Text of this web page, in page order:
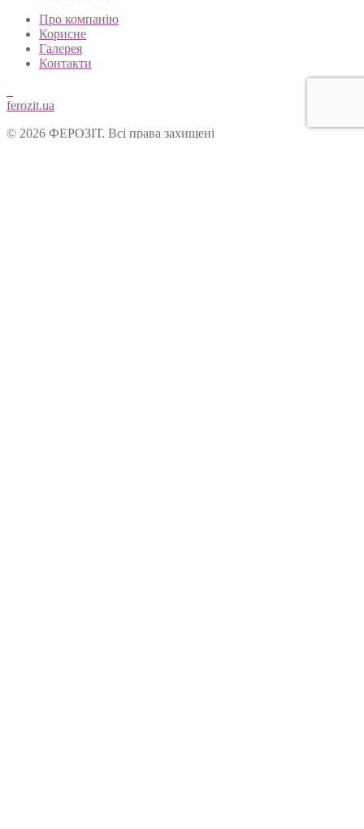
Про компанію
Корисне
Галерея
Контакти
ferozit.ua
© 2026 ФЕРОЗІТ. Всі права захищені